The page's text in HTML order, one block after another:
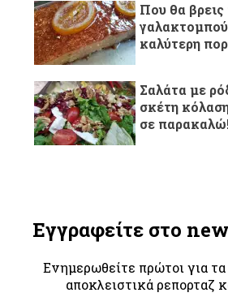
Που θα βρεις
καλύτερη
Σαλάτα με
σκέτη
σε
Εγγραφείτε στο
Ενημερωθείτε πρώτοι για τα
αποκλειστικά ρεπορταζ